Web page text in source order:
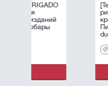
[Терешкович,
рисунок].
крови : Альбом /
Пиетри].
du sang / Texte